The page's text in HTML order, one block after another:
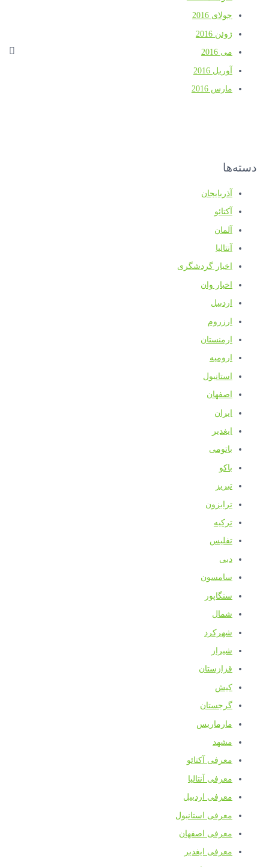
جولای 2016
ژوئن 2016
می 2016
آوریل 2016
مارس 2016
دسته‌ها
آذربایجان
آکتائو
آلمان
آنتالیا
اخبار گردشگری
اخبار وان
اردبیل
ارزروم
ارمنستان
ارومیه
استانبول
اصفهان
ایران
ایغدیر
باتومی
باکو
تبریز
ترابزون
ترکیه
تفلیس
دبی
سامسون
سنگاپور
شمال
شهرکرد
شیراز
قزازستان
کیش
گرجستان
مارماریس
مشهد
معرفی آکتائو
معرفی آنتالیا
معرفی اردبیل
معرفی استانبول
معرفی اصفهان
معرفی ایغدیر